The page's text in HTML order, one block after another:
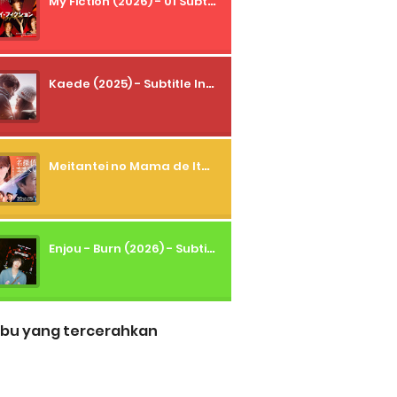
Kaede (2025) - Subtitle Indonesia
Meitantei no Mama de Ite (2026) - 01 Subtitle Indonesia
Enjou - Burn (2026) - Subtitle Indonesia
yang tercerahkan